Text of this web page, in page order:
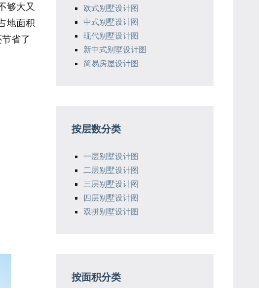
够大又
地面积
省了
欧式别墅设计图
中式别墅设计图
现代别墅设计图
新中式别墅设计图
简易房屋设计图
按层数分类
一层别墅设计图
二层别墅设计图
三层别墅设计图
四层别墅设计图
双拼别墅设计图
按面积分类